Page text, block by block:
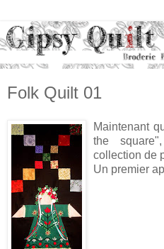
Folk Quilt 01
Maintenant
the
collection de
Un premier